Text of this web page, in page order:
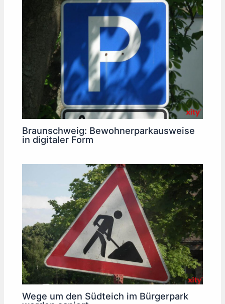
Braunschweig: Bewohnerparkausweise
in digitaler Form
Wege um den Südteich im Bürgerpark